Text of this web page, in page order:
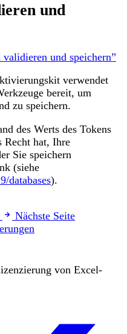
und
und speichern”
verwendet
bereit, um
zu speichern.
des Werts des Tokens
Recht hat, Ihre
Sie speichern
(siehe
databases).
Nächste Seite
von Excel-